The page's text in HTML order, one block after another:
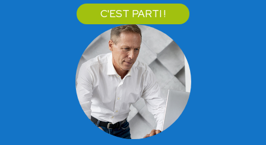
C'EST PARTI !